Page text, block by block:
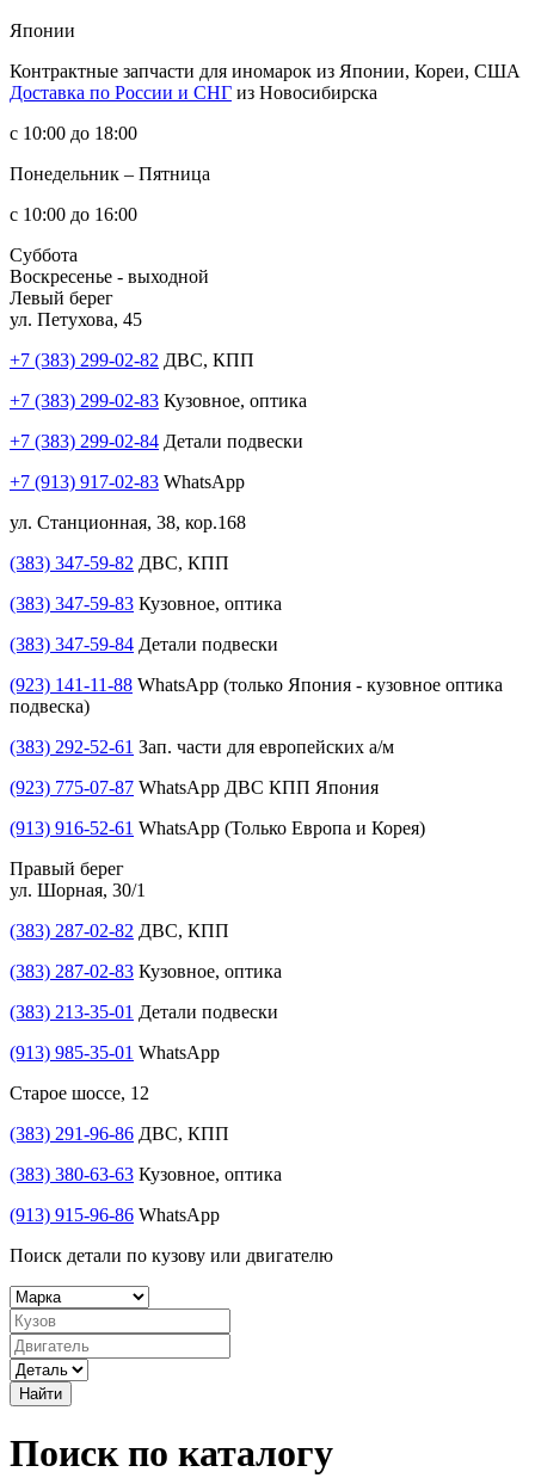
Японии
Контрактные запчасти для иномарок из Японии, Кореи, США
Доставка по России и СНГ из Новосибирска
с 10:00 до 18:00
Понедельник – Пятница
с 10:00 до 16:00
Суббота
Воскресенье - выходной
Левый берег
ул. Петухова, 45
+7 (383) 299-02-82 ДВС, КПП
+7 (383) 299-02-83 Кузовное, оптика
+7 (383) 299-02-84 Детали подвески
+7 (913) 917-02-83 WhatsApp
ул. Станционная, 38, кор.168
(383) 347-59-82 ДВС, КПП
(383) 347-59-83 Кузовное, оптика
(383) 347-59-84 Детали подвески
(923) 141-11-88 WhatsApp (только Япония - кузовное оптика
подвеска)
(383) 292-52-61 Зап. части для европейских а/м
(923) 775-07-87 WhatsApp ДВС КПП Япония
(913) 916-52-61 WhatsApp (Только Европа и Корея)
Правый берег
ул. Шорная, 30/1
(383) 287-02-82 ДВС, КПП
(383) 287-02-83 Кузовное, оптика
(383) 213-35-01 Детали подвески
(913) 985-35-01 WhatsApp
Старое шоссе, 12
(383) 291-96-86 ДВС, КПП
(383) 380-63-63 Кузовное, оптика
(913) 915-96-86 WhatsApp
Поиск детали по кузову или двигателю
Найти
Поиск по каталогу